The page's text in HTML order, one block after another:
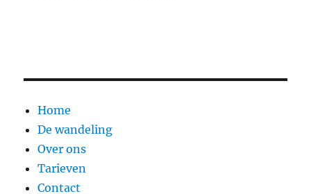
Home
De wandeling
Over ons
Tarieven
Contact